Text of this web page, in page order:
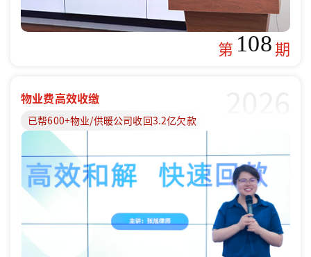
第 108期
物业费高效收缴
已帮600+物业/供暖公司收回3.2亿欠款